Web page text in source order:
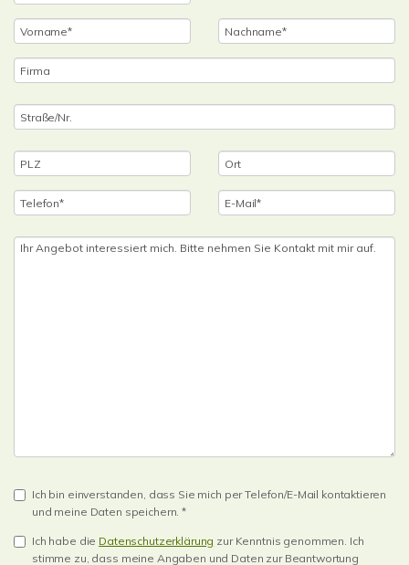
Ich bin einverstanden, dass Sie mich per Telefon/E-Mail kontaktieren
und meine Daten speichern. *
Ich habe die Datenschutzerklärung zur Kenntnis genommen. Ich
stimme zu, dass meine Angaben und Daten zur Beantwortung